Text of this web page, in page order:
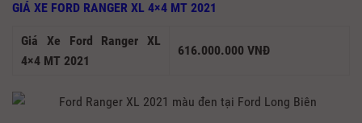
GIÁ XE FORD RANGER XL 4×4 MT 2021
Giá Xe Ford Ranger XL
4×4 MT 2021
616.000.000 VNĐ